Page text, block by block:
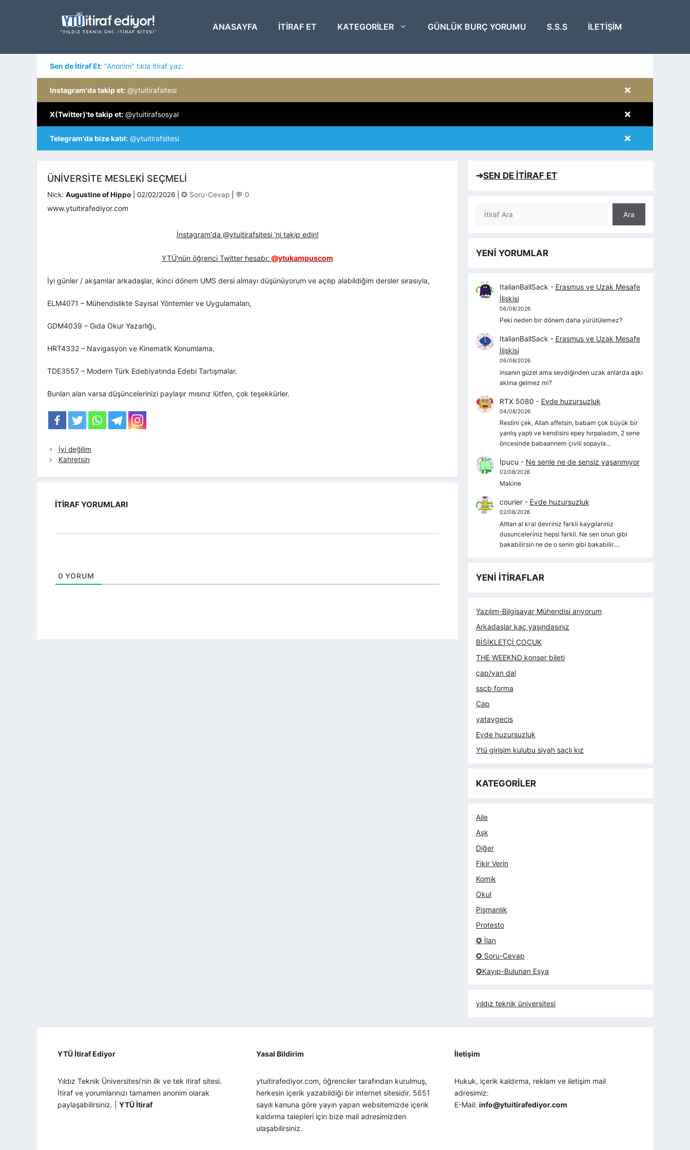
ANASAYFA ITIRAF ET KATEGORILER GÜNLÜK BURÇ YORUMU S.S.S İLETIŞIM
Sen de İtiraf Et: "Anonim" tıkla itiraf yaz.
×
Instagram'da takip et: @ytuitirafsitesi
×
X(Twitter)'te takip et: @ytuitirafsosyal
×
Telegram'da bize katıl: @ytuitirafsitesi
ÜNIVERSITE MESLEKI SEÇMELI
Nick: Augustine of Hippo 02/02/2026 Kategoriler
✪ Soru-Cevap 💬 0
www.ytuitirafediyor.com
İnstagram'da @ytuitirafsitesi 'ni takip edin!
YTÜ'nün öğrenci Twitter hesabı: @ytukampuscom
İyi günler / akşamlar arkadaşlar, ikinci dönem UMS dersi almayı düşünüyorum ve açılıp alabildiğim dersler sırasıyla,
ELM4071 – Mühendislikte Sayısal Yöntemler ve Uygulamaları,
GDM4039 – Gıda Okur Yazarlığı,
HRT4332 – Navigasyon ve Kinematik Konumlama,
TDE3557 – Modern Türk Edebiyatında Edebi Tartışmalar.
Bunları alan varsa düşüncelerinizi paylaşır mısınız lütfen, çok teşekkürler.
İyi değilim
Kahretsin
İTIRAF YORUMLARI
0 YORUM
➔SEN DE İTİRAF ET
Ara
Ara
YENİ YORUMLAR
ItalianBallSack - Erasmus ve Uzak Mesafe
İlişkisi
06/08/2026
Peki neden bir dönem daha yürütülemez?
ItalianBallSack - Erasmus ve Uzak Mesafe
İlişkisi
06/08/2026
insanın güzel ama sevdiğinden uzak anlarda aşkı
aklına gelmez mi?
RTX 5080 - Evde huzursuzluk
04/08/2026
Restini çek, Allah affetsin, babam çok büyük bir
yanlış yaptı ve kendisini epey hırpaladım, 2 sene
öncesinde babaannem çivili sopayla…
İpucu - Ne senle ne de sensiz yaşanmıyor
02/08/2026
Makine
courier- Evde huzursuzluk
02/08/2026
Alttan al kral devriniz farkli kaygılarıniz
dusunceleriniz hepsi farkli. Ne sen onun gibi
bakabilirsin ne de o senin gibi bakabilir.…
YENİ İTİRAFLAR
Yazılım-Bilgisayar Mühendisi arıyorum
Arkadaşlar kaç yaşındasınız
BİSİKLETÇİ ÇOCUK
THE WEEKND konser bileti
çap/yan dal
sscb forma
Çap
yataygecis
Evde huzursuzluk
Ytü girişim kulubu siyah saçlı kız
KATEGORİLER
Aile
Aşk
Diğer
Fikir Verin
Komik
Okul
Pişmanlık
Protesto
✪ İlan
✪ Soru-Cevap
✪Kayıp-Bulunan Eşya
yıldız teknik üniversitesi
YTÜ İtiraf Ediyor
Yıldız Teknik Üniversitesi'nin ilk ve tek itiraf sitesi.
İtiraf ve yorumlarınızı tamamen anonim olarak
paylaşabilirsiniz. | YTÜ İtiraf
Yasal Bildirim
ytuitirafediyor.com, öğrenciler tarafından kurulmuş,
herkesin içerik yazabildiği bir internet sitesidir. 5651
sayılı kanuna göre yayın yapan websitemizde içerik
kaldırma talepleri için bize mail adresimizden
ulaşabilirsiniz.
İletişim
Hukuk, içerik kaldırma, reklam ve iletişim mail
adresimiz:
E-Mail:info@ytuitirafediyor.com